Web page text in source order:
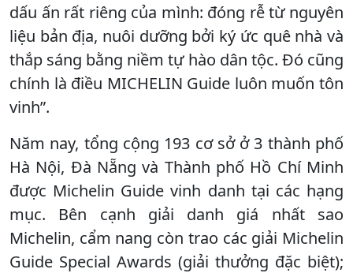
dấu ấn rất riêng của mình: đóng rễ từ nguyên
liệu bản địa, nuôi dưỡng bởi ký ức quê nhà và
thắp sáng bằng niềm tự hào dân tộc. Đó cũng
chính là điều MICHELIN Guide luôn muốn tôn
vinh”.
Năm nay, tổng cộng 193 cơ sở ở 3 thành phố
Hà Nội, Đà Nẵng và Thành phố Hồ Chí Minh
được Michelin Guide vinh danh tại các hạng
mục. Bên cạnh giải danh giá nhất sao
Michelin, cẩm nang còn trao các giải Michelin
Guide Special Awards (giải thưởng đặc biệt);